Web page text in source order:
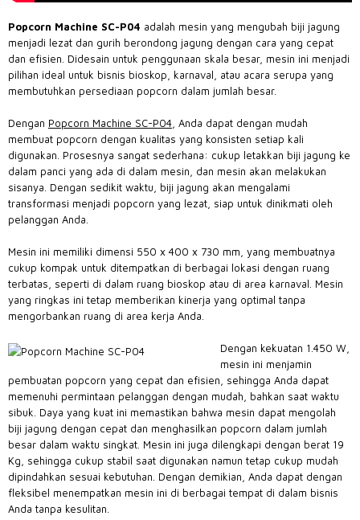
Popcorn Machine SC-P04 adalah mesin yang mengubah biji jagung
menjadi lezat dan gurih berondong jagung dengan cara yang cepat
dan efisien. Didesain untuk penggunaan skala besar, mesin ini menjadi
pilihan ideal untuk bisnis bioskop, karnaval, atau acara serupa yang
membutuhkan persediaan popcorn dalam jumlah besar.
Dengan Popcorn Machine SC-P04 , Anda dapat dengan mudah
membuat popcorn dengan kualitas yang konsisten setiap kali
digunakan. Prosesnya sangat sederhana: cukup letakkan biji jagung ke
dalam panci yang ada di dalam mesin, dan mesin akan melakukan
sisanya. Dengan sedikit waktu, biji jagung akan mengalami
transformasi menjadi popcorn yang lezat, siap untuk dinikmati oleh
pelanggan Anda.
Mesin ini memiliki dimensi 550 x 400 x 730 mm, yang membuatnya
cukup kompak untuk ditempatkan di berbagai lokasi dengan ruang
terbatas, seperti di dalam ruang bioskop atau di area karnaval. Mesin
yang ringkas ini tetap memberikan kinerja yang optimal tanpa
mengorbankan ruang di area kerja Anda.
Dengan kekuatan 1.450 W,
mesin ini menjamin
pembuatan popcorn yang cepat dan efisien, sehingga Anda dapat
memenuhi permintaan pelanggan dengan mudah, bahkan saat waktu
sibuk. Daya yang kuat ini memastikan bahwa mesin dapat mengolah
biji jagung dengan cepat dan menghasilkan popcorn dalam jumlah
besar dalam waktu singkat. Mesin ini juga dilengkapi dengan berat 19
Kg, sehingga cukup stabil saat digunakan namun tetap cukup mudah
dipindahkan sesuai kebutuhan. Dengan demikian, Anda dapat dengan
fleksibel menempatkan mesin ini di berbagai tempat di dalam bisnis
Anda tanpa kesulitan.